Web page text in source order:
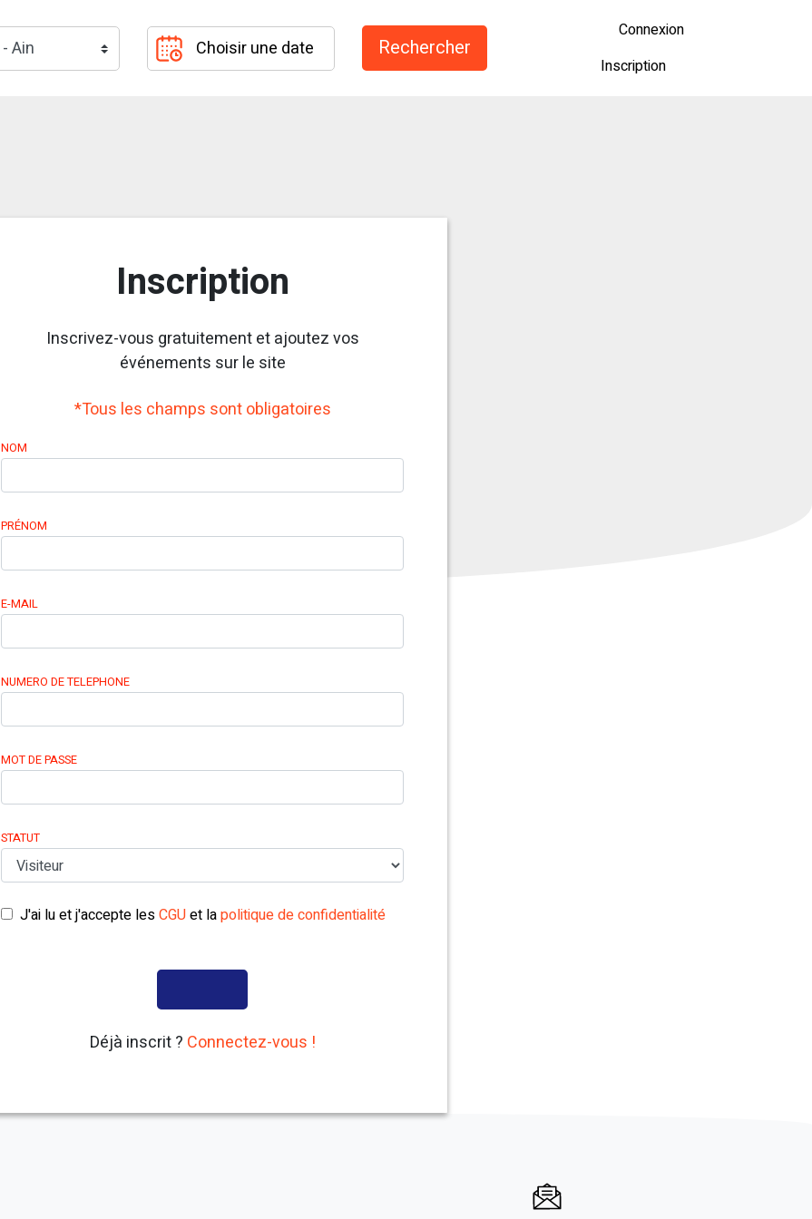
Connexion
Inscription
Inscription
Inscrivez-vous gratuitement et ajoutez vos
événements sur le site
*Tous les champs sont obligatoires
NOM
PRÉNOM
E-MAIL
NUMERO DE TELEPHONE
MOT DE PASSE
STATUT
J'ai lu et j'accepte lesCGUet lapolitique de confidentialité
Déjà inscrit ? Connectez-vous !